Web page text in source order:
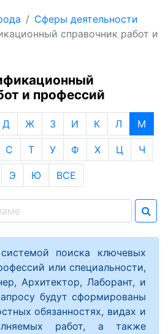
Сферы деятельности
справочник работ и
и профессий
Д Ж З И К Л М
С Т У Ф Х Ц Ч
Э Ю ВСЕ
системой поиска ключевых
или специальности,
Архитектор, Лаборант, и
будут сформированы
обязанностях, видах и
работ, а также